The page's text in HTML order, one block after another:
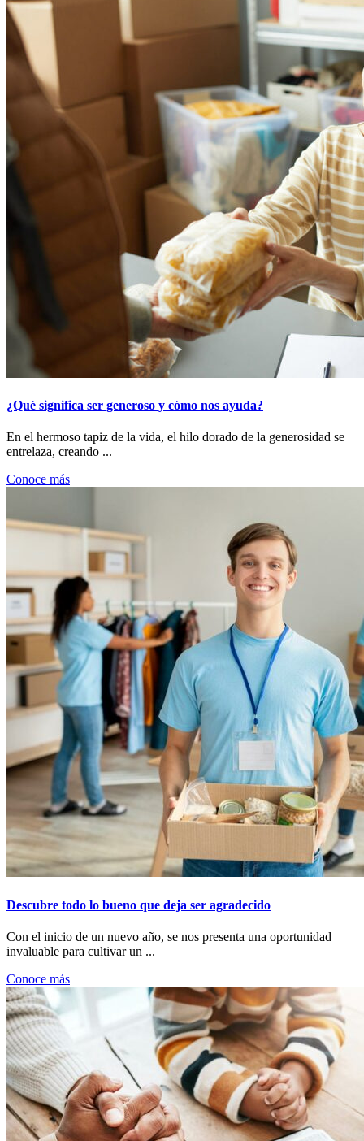
¿Qué significa ser generoso y cómo nos ayuda?
En el hermoso tapiz de la vida, el hilo dorado de la generosidad se
entrelaza, creando ...
Conoce más
Descubre todo lo bueno que deja ser agradecido
Con el inicio de un nuevo año, se nos presenta una oportunidad
invaluable para cultivar un ...
Conoce más